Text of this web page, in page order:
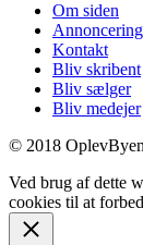
Om siden
Annoncering
Kontakt
Bliv skribent
Bliv sælger
Bliv medejer
© 2018
Ved brug af dette
cookies til at